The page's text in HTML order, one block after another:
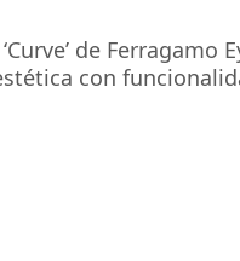
de Ferragamo
con